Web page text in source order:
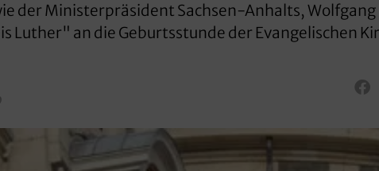
der Ministerpräsident Sachsen-Anhalts, Wolfgang
Luther" an die Geburtsstunde der Evangelischen